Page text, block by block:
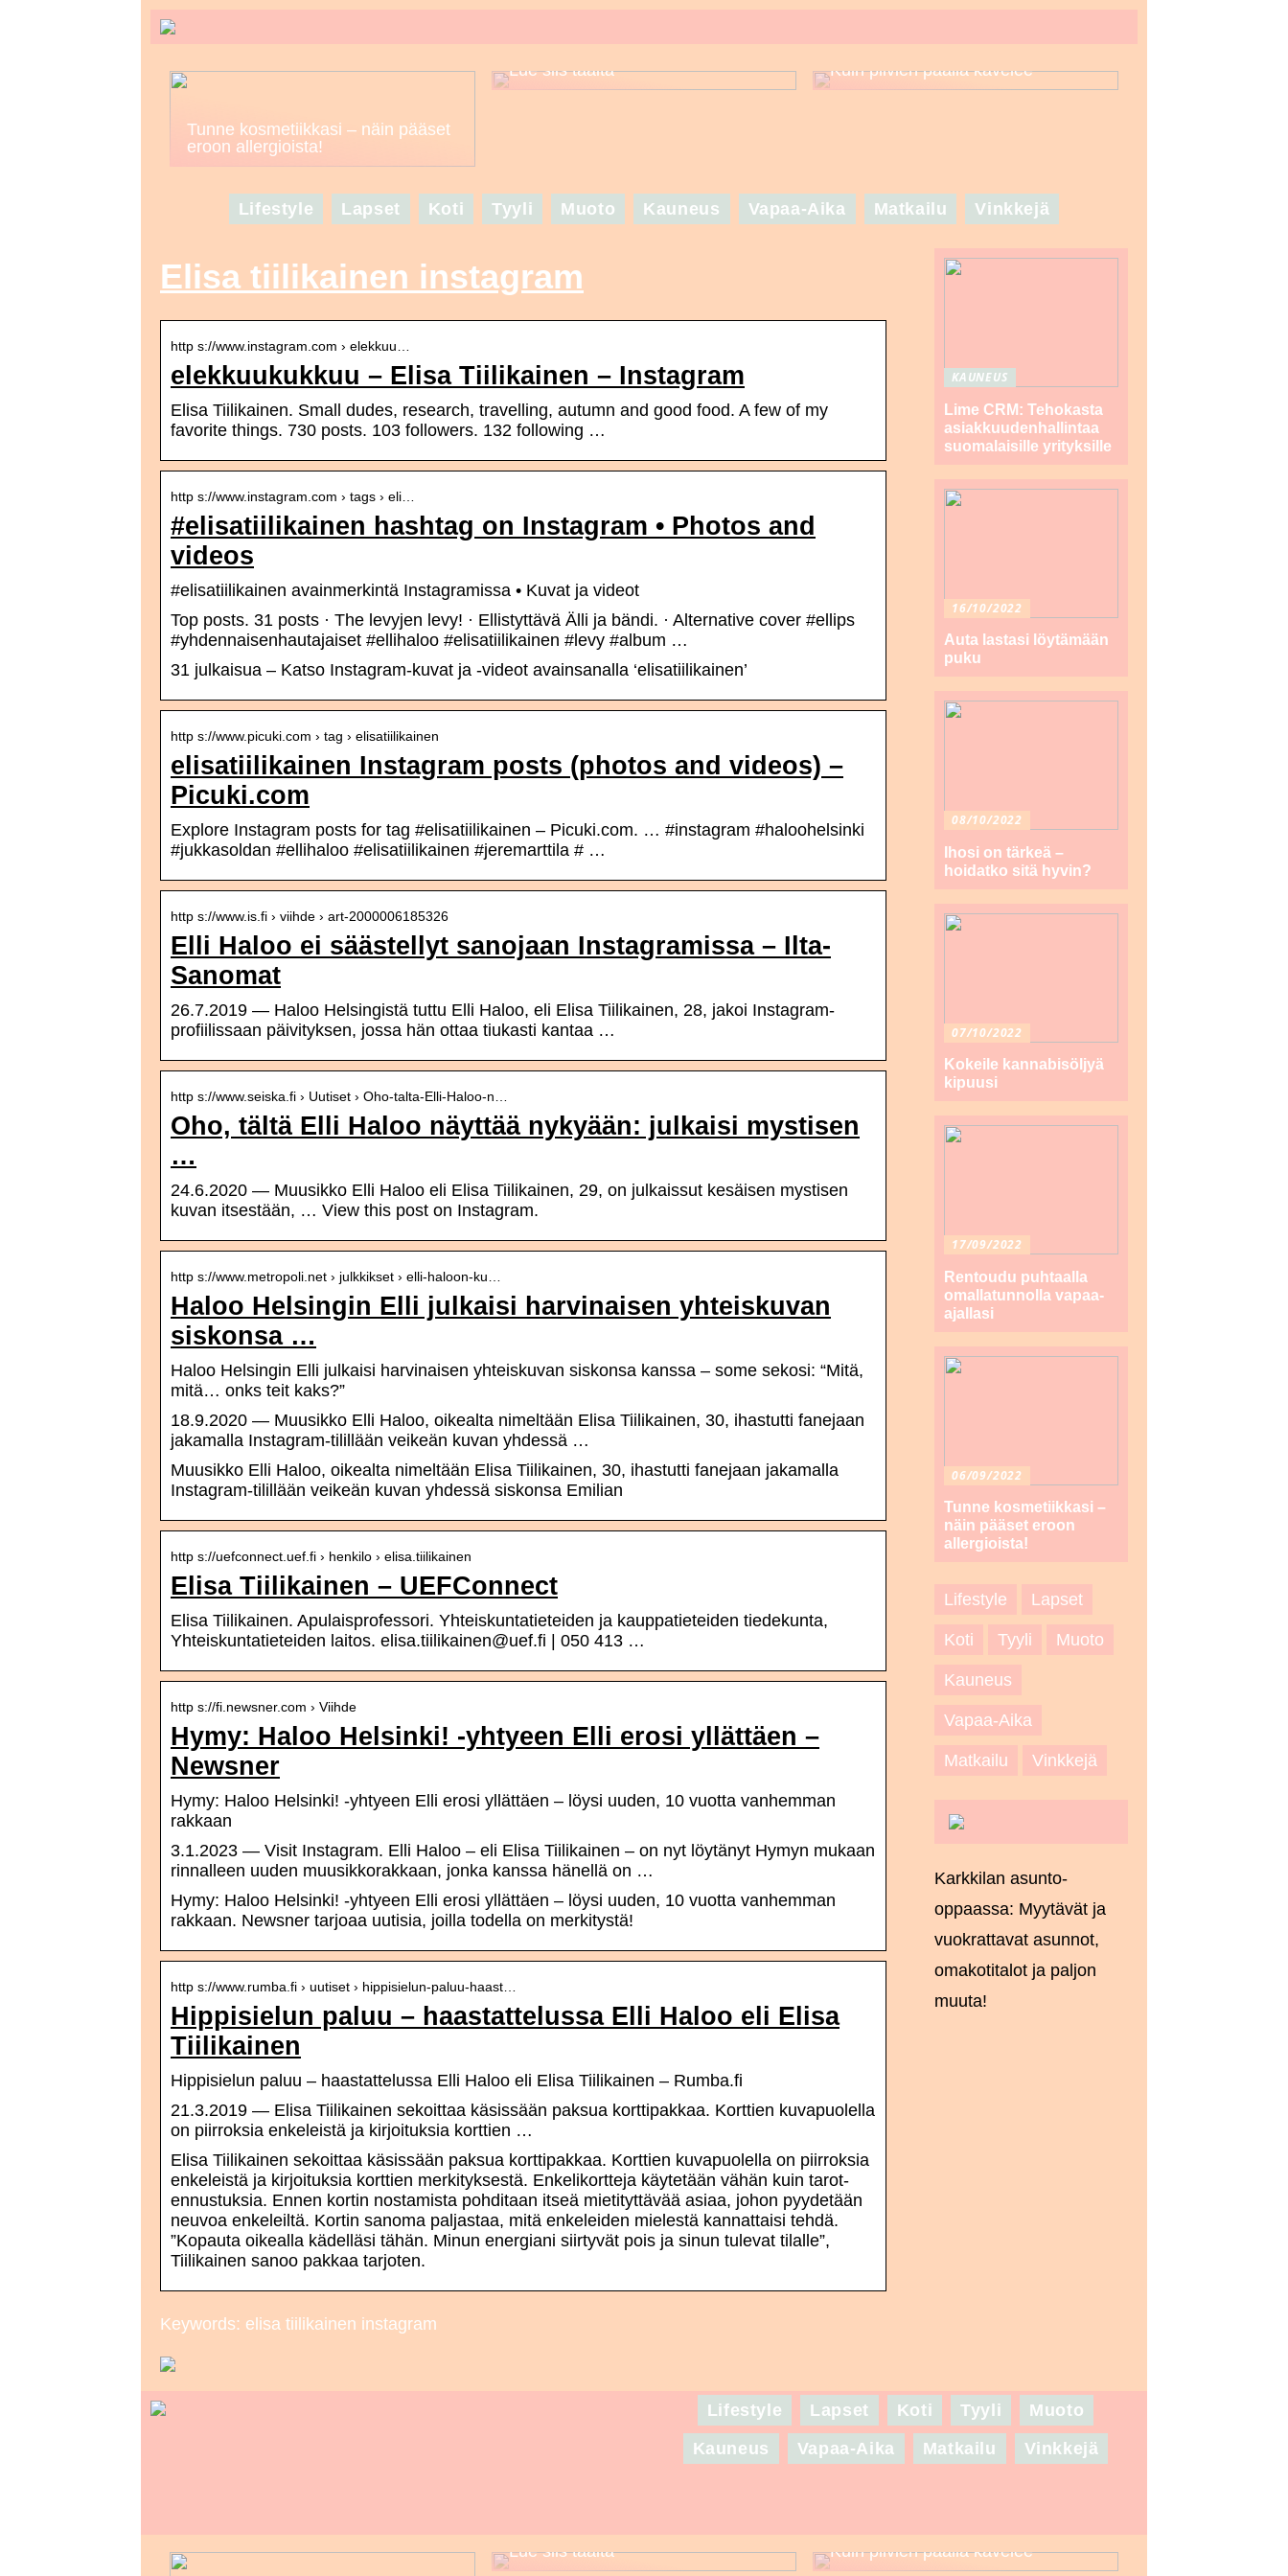
Tunne kosmetiikkasi – näin pääset
eroon allergioista!
Lue siis täältä
Kuin pilvien päällä kävelee
Lifestyle Lapset Koti Tyyli Muoto Kauneus Vapaa-Aika Matkailu Vinkkejä
Elisa tiilikainen instagram
http s://www.instagram.com › elekkuu…
elekkuukukkuu – Elisa Tiilikainen – Instagram
Elisa Tiilikainen. Small dudes, research, travelling, autumn and good food. A few of my
favorite things. 730 posts. 103 followers. 132 following …
http s://www.instagram.com › tags › eli…
#elisatiilikainen hashtag on Instagram • Photos and
videos
#elisatiilikainen avainmerkintä Instagramissa • Kuvat ja videot
Top posts. 31 posts · The levyjen levy! · Ellistyttävä Älli ja bändi. · Alternative cover #ellips
#yhdennaisenhautajaiset #ellihaloo #elisatiilikainen #levy #album …
31 julkaisua – Katso Instagram-kuvat ja -videot avainsanalla ‘elisatiilikainen’
http s://www.picuki.com › tag › elisatiilikainen
elisatiilikainen Instagram posts (photos and videos) –
Picuki.com
Explore Instagram posts for tag #elisatiilikainen – Picuki.com. … #instagram #haloohelsinki
#jukkasoldan #ellihaloo #elisatiilikainen #jeremarttila # …
http s://www.is.fi › viihde › art-2000006185326
Elli Haloo ei säästellyt sanojaan Instagramissa – Ilta-
Sanomat
26.7.2019 — Haloo Helsingistä tuttu Elli Haloo, eli Elisa Tiilikainen, 28, jakoi Instagram-
profiilissaan päivityksen, jossa hän ottaa tiukasti kantaa …
http s://www.seiska.fi › Uutiset › Oho-talta-Elli-Haloo-n…
Oho, tältä Elli Haloo näyttää nykyään: julkaisi mystisen
…
24.6.2020 — Muusikko Elli Haloo eli Elisa Tiilikainen, 29, on julkaissut kesäisen mystisen
kuvan itsestään, … View this post on Instagram.
http s://www.metropoli.net › julkkikset › elli-haloon-ku…
Haloo Helsingin Elli julkaisi harvinaisen yhteiskuvan
siskonsa …
Haloo Helsingin Elli julkaisi harvinaisen yhteiskuvan siskonsa kanssa – some sekosi: “Mitä,
mitä… onks teit kaks?”
18.9.2020 — Muusikko Elli Haloo, oikealta nimeltään Elisa Tiilikainen, 30, ihastutti fanejaan
jakamalla Instagram-tilillään veikeän kuvan yhdessä …
Muusikko Elli Haloo, oikealta nimeltään Elisa Tiilikainen, 30, ihastutti fanejaan jakamalla
Instagram-tilillään veikeän kuvan yhdessä siskonsa Emilian
http s://uefconnect.uef.fi › henkilo › elisa.tiilikainen
Elisa Tiilikainen – UEFConnect
Elisa Tiilikainen. Apulaisprofessori. Yhteiskuntatieteiden ja kauppatieteiden tiedekunta,
Yhteiskuntatieteiden laitos. elisa.tiilikainen@uef.fi | 050 413 …
http s://fi.newsner.com › Viihde
Hymy: Haloo Helsinki! -yhtyeen Elli erosi yllättäen –
Newsner
Hymy: Haloo Helsinki! -yhtyeen Elli erosi yllättäen – löysi uuden, 10 vuotta vanhemman
rakkaan
3.1.2023 — Visit Instagram. Elli Haloo – eli Elisa Tiilikainen – on nyt löytänyt Hymyn mukaan
rinnalleen uuden muusikkorakkaan, jonka kanssa hänellä on …
Hymy: Haloo Helsinki! -yhtyeen Elli erosi yllättäen – löysi uuden, 10 vuotta vanhemman
rakkaan. Newsner tarjoaa uutisia, joilla todella on merkitystä!
http s://www.rumba.fi › uutiset › hippisielun-paluu-haast…
Hippisielun paluu – haastattelussa Elli Haloo eli Elisa
Tiilikainen
Hippisielun paluu – haastattelussa Elli Haloo eli Elisa Tiilikainen – Rumba.fi
21.3.2019 — Elisa Tiilikainen sekoittaa käsissään paksua korttipakkaa. Korttien kuvapuolella
on piirroksia enkeleistä ja kirjoituksia korttien …
Elisa Tiilikainen sekoittaa käsissään paksua korttipakkaa. Korttien kuvapuolella on piirroksia
enkeleistä ja kirjoituksia korttien merkityksestä. Enkelikortteja käytetään vähän kuin tarot-
ennustuksia. Ennen kortin nostamista pohditaan itseä mietityttävää asiaa, johon pyydetään
neuvoa enkeleiltä. Kortin sanoma paljastaa, mitä enkeleiden mielestä kannattaisi tehdä.
”Kopauta oikealla kädelläsi tähän. Minun energiani siirtyvät pois ja sinun tulevat tilalle”,
Tiilikainen sanoo pakkaa tarjoten.
Keywords: elisa tiilikainen instagram
KAUNEUS
Lime CRM: Tehokasta
asiakkuudenhallintaa
suomalaisille yrityksille
16/10/2022
Auta lastasi löytämään
puku
08/10/2022
Ihosi on tärkeä –
hoidatko sitä hyvin?
07/10/2022
Kokeile kannabisöljyä
kipuusi
17/09/2022
Rentoudu puhtaalla
omallatunnolla vapaa-
ajallasi
06/09/2022
Tunne kosmetiikkasi –
näin pääset eroon
allergioista!
Lifestyle Lapset
Koti Tyyli Muoto
Kauneus
Vapaa-Aika
Matkailu Vinkkejä
Karkkilan asunto-
oppaassa: Myytävät ja
vuokrattavat asunnot,
omakotitalot ja paljon
muuta!
Lifestyle Lapset Koti Tyyli
Muoto
Kauneus
Vapaa-Aika Matkailu Vinkkejä
Lue siis täältä
Kuin pilvien päällä kävelee